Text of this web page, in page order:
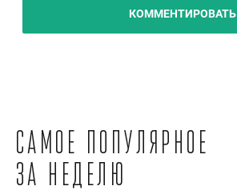
КОММЕНТИРОВАТЬ
Самое популярное
за неделю